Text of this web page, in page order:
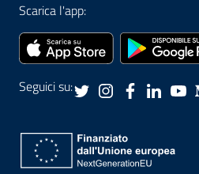
Scarica l'app:
Seguici su: